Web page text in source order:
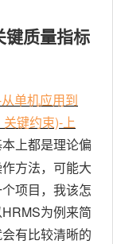
键质量指标
单机应用到
键约束)-上
上都是理论偏
方法，可能大
项目，我该怎
为例来简
有比较清晰的